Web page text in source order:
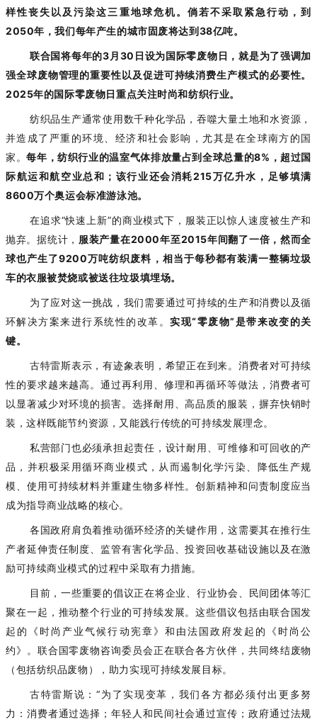
样性丧失以及污染这三重地球危机。倘若不采取紧急行动，到
2050年，我们每年产生的城市固废将达到38亿吨。
联合国将每年的3月30日设为国际零废物日，就是为了强调加
强全球废物管理的重要性以及促进可持续消费生产模式的必要性。
2025年的国际零废物日重点关注时尚和纺织行业。
纺织品生产通常使用数千种化学品，吞噬大量土地和水资源，
并造成了严重的环境、经济和社会影响，尤其是在全球南方的国
家。每年，纺织行业的温室气体排放量占到全球总量的8%，超过国
际航运和航空业总和；该行业还会消耗215万亿升水，足够填满
8600万个奥运会标准游泳池。
在追求“快速上新”的商业模式下，服装正以惊人速度被生产和
抛弃。据统计， 服装产量在2000年至2015年间翻了一倍，然而全
球也产生了9200万吨纺织废料，相当于每秒都有装满一整辆垃圾
车的衣服被焚烧或被送往垃圾填埋场。
为了应对这一挑战，我们需要通过可持续的生产和消费以及循
环解决方案来进行系统性的改革。实现“零废物”是带来改变的关
键。
古特雷斯表示，有迹象表明，希望正在到来。消费者对可持续
性的要求越来越高。通过再利用、修理和再循环等做法，消费者可
以显著减少对环境的损害。选择耐用、高品质的服装，摒弃快销时
装，这样既能节约资源，又能践行传统的可持续发展理念。
私营部门也必须承担起责任，设计耐用、可维修和可回收的产
品，并积极采用循环商业模式，从而遏制化学污染、降低生产规
模、使用可持续材料并重建生物多样性。创新精神和问责制度应当
成为指导商业战略的核心。
各国政府肩负着推动循环经济的关键作用，这需要其在推行生
产者延伸责任制度、监管有害化学品、投资回收基础设施以及在激
励可持续商业模式的过程中采取有力措施。
目前，一些重要的倡议正在将企业、行业协会、民间团体等汇
聚在一起，推动整个行业的可持续发展。这些倡议包括由联合国发
起的《时尚产业气候行动宪章》和由法国政府发起的《时尚公
约》。联合国零废物咨询委员会正在联合各方伙伴，共同终结废物
（包括纺织品废物），助力实现可持续发展目标。
古特雷斯说：“为了实现变革，我们各方都必须付出更多努
力：消费者通过选择；年轻人和民间社会通过宣传；政府通过法规